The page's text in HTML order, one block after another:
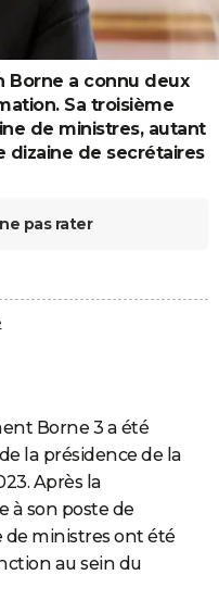
Borne a connu deux
Sa troisième
de ministres, autant
dizaine de secrétaires
pas rater
Borne 3 a été
la présidence de la
Après la
à son poste de
de ministres ont été
au sein du